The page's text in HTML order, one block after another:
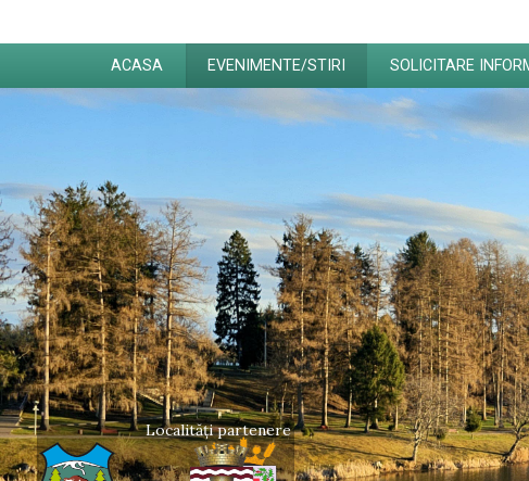
ACASA EVENIMENTE/STIRI SOLICITARE
Localități partenere